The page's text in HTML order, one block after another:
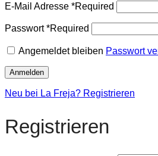
E-Mail Adresse *Required
Passwort*Required
Angemeldet bleiben Passwort
Anmelden
Neu bei La Freja? Registrieren
Registrieren